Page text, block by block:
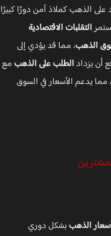
الذهب كملاذ آمن دورًا كبيرًا
التقلبات الاقتصادية
، مما قد يؤدي إلى
يزدادالطلب على الذهبمع
يدعم الأسعار في السوق
الذهببشكل دوري